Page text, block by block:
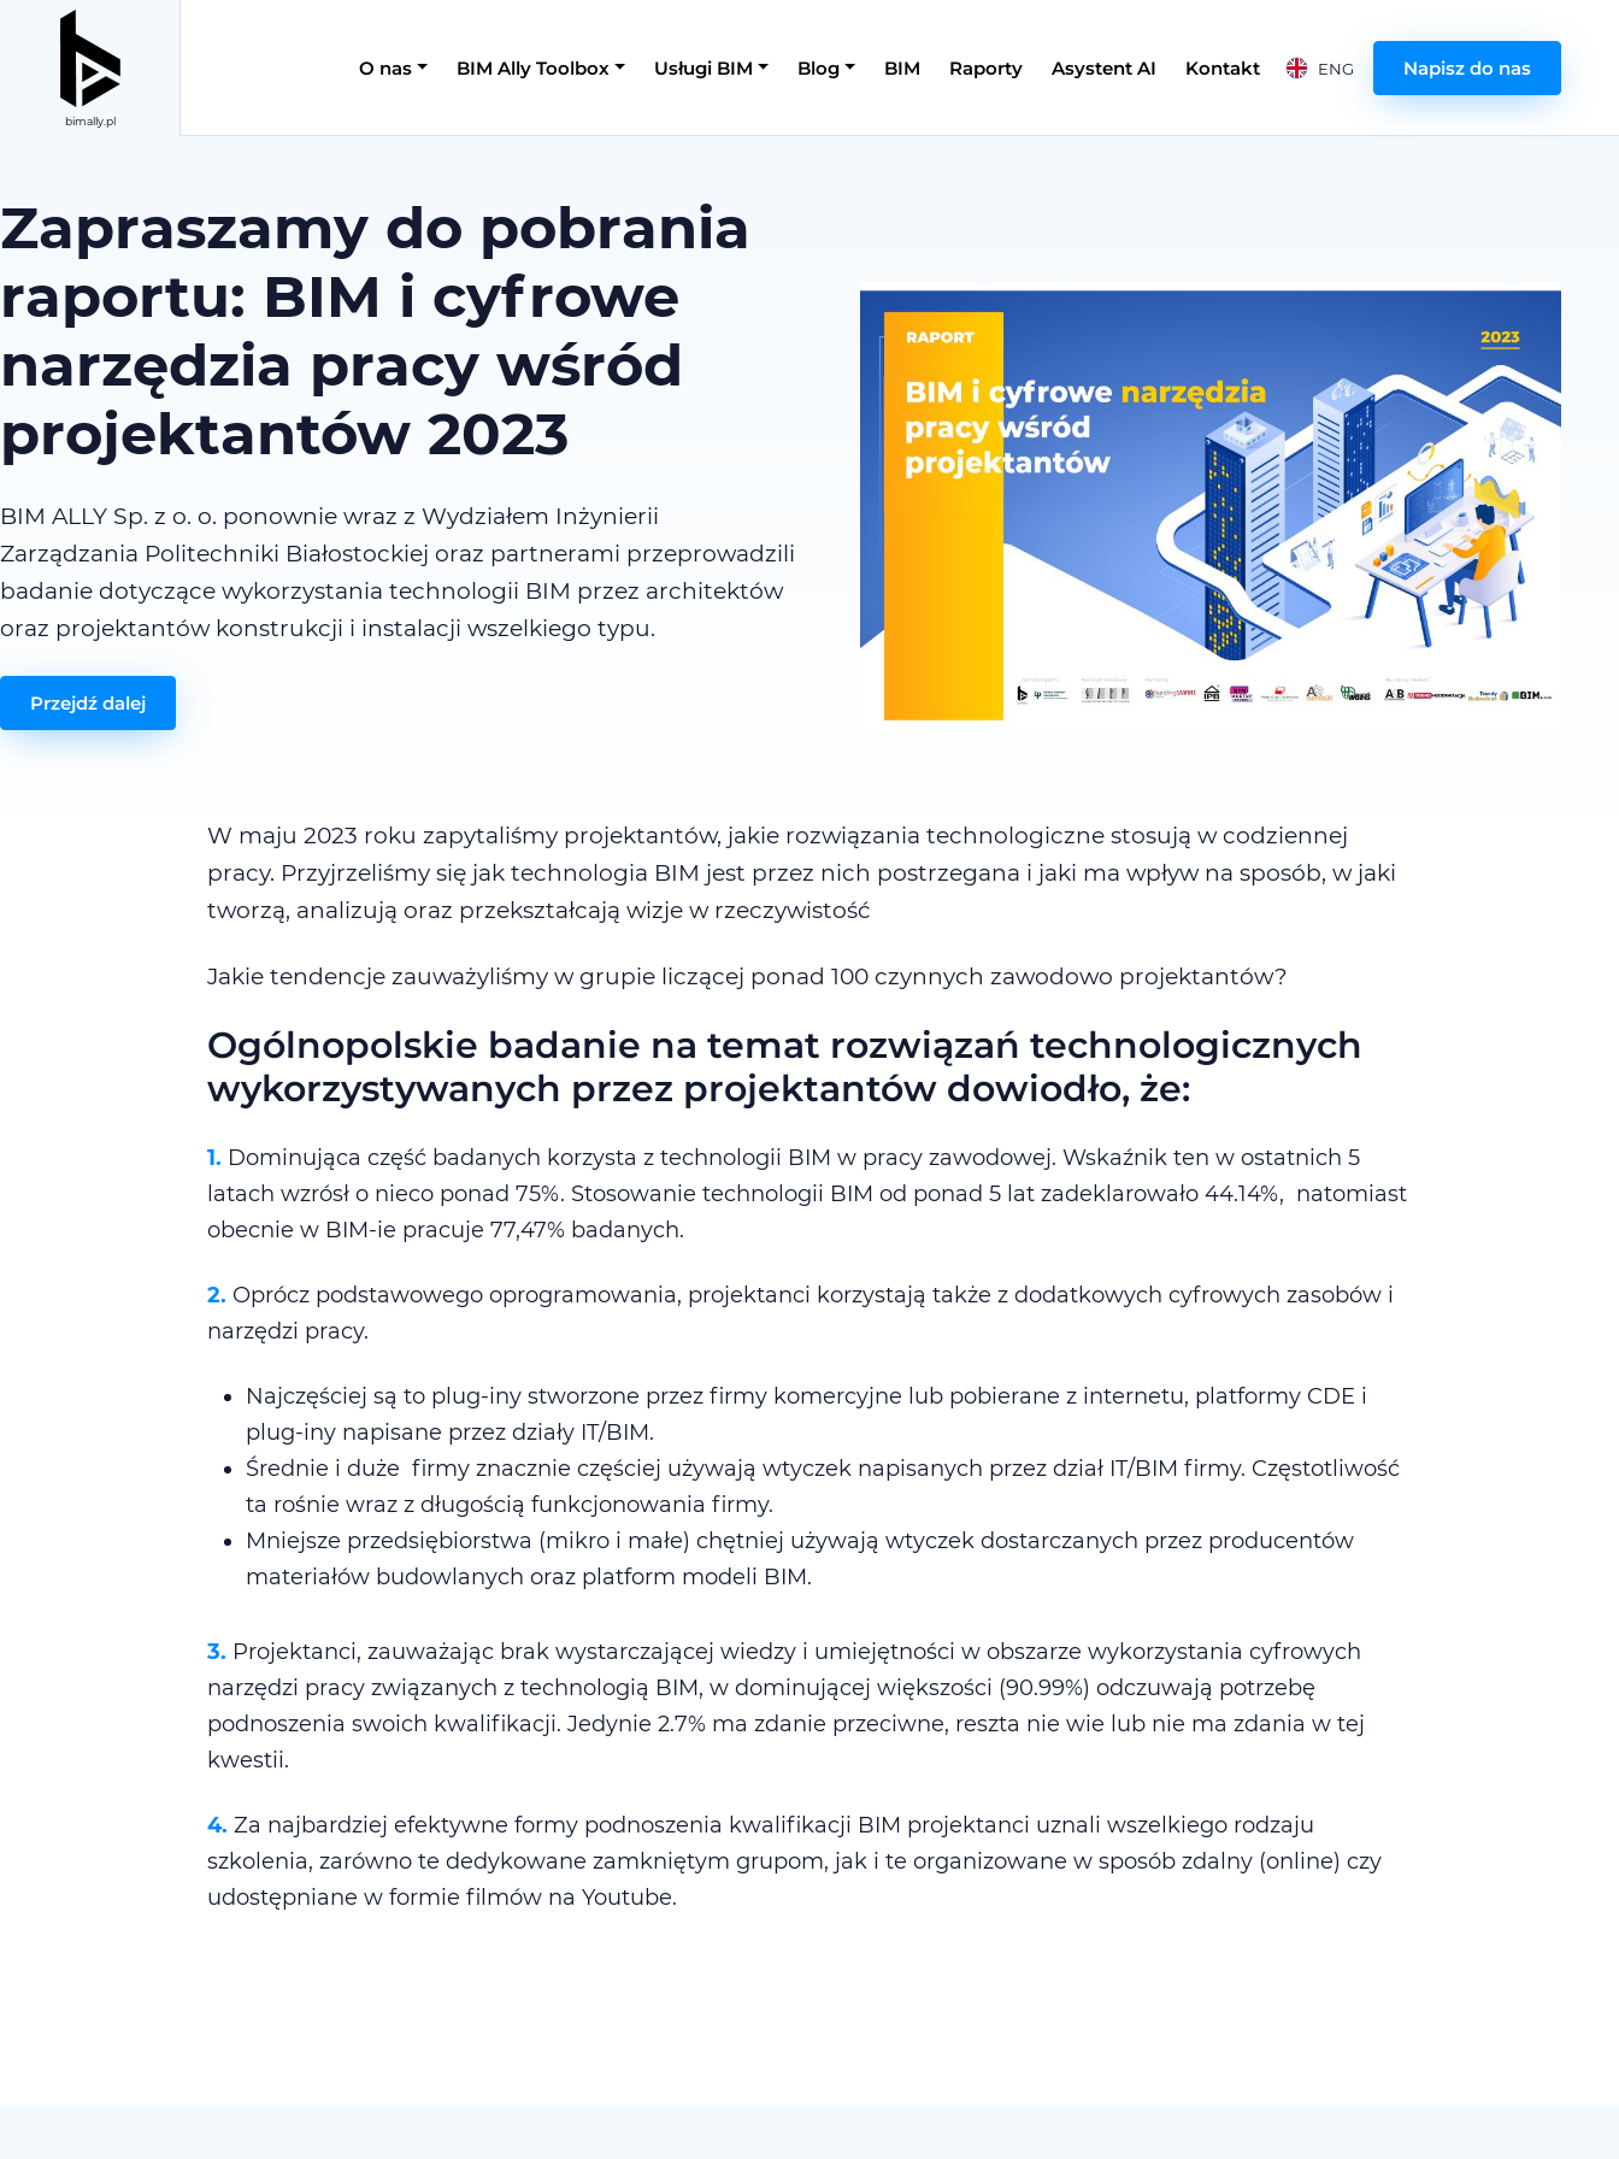
bimally.pl
O nas BIM Ally Toolbox Usługi BIM Blog BIM Raporty Asystent AI Kontakt ENG Napisz do nas
Zapraszamy do pobrania
raportu: BIM i cyfrowe
narzędzia pracy wśród
projektantów 2023
BIM ALLY Sp. z o. o. ponownie wraz z Wydziałem Inżynierii
Zarządzania Politechniki Białostockiej oraz partnerami przeprowadzili
badanie dotyczące wykorzystania technologii BIM przez architektów
oraz projektantów konstrukcji i instalacji wszelkiego typu.
Przejdź dalej
W maju 2023 roku zapytaliśmy projektantów, jakie rozwiązania technologiczne stosują w codziennej
pracy. Przyjrzeliśmy się jak technologia BIM jest przez nich postrzegana i jaki ma wpływ na sposób, w jaki
tworzą, analizują oraz przekształcają wizje w rzeczywistość
Jakie tendencje zauważyliśmy w grupie liczącej ponad 100 czynnych zawodowo projektantów?
Ogólnopolskie badanie na temat rozwiązań technologicznych
wykorzystywanych przez projektantów dowiodło, że:
1. Dominująca część badanych korzysta z technologii BIM w pracy zawodowej. Wskaźnik ten w ostatnich 5
latach wzrósł o nieco ponad 75%. Stosowanie technologii BIM od ponad 5 lat zadeklarowało 44.14%, natomiast
obecnie w BIM-ie pracuje 77,47% badanych.
2. Oprócz podstawowego oprogramowania, projektanci korzystają także z dodatkowych cyfrowych zasobów i
narzędzi pracy.
Najczęściej są to plug-iny stworzone przez firmy komercyjne lub pobierane z internetu, platformy CDE i
plug-iny napisane przez działy IT/BIM.
Średnie i duże firmy znacznie częściej używają wtyczek napisanych przez dział IT/BIM firmy. Częstotliwość
ta rośnie wraz z długością funkcjonowania firmy.
Mniejsze przedsiębiorstwa (mikro i małe) chętniej używają wtyczek dostarczanych przez producentów
materiałów budowlanych oraz platform modeli BIM.
3. Projektanci, zauważając brak wystarczającej wiedzy i umiejętności w obszarze wykorzystania cyfrowych
narzędzi pracy związanych z technologią BIM, w dominującej większości (90.99%) odczuwają potrzebę
podnoszenia swoich kwalifikacji. Jedynie 2.7% ma zdanie przeciwne, reszta nie wie lub nie ma zdania w tej
kwestii.
4. Za najbardziej efektywne formy podnoszenia kwalifikacji BIM projektanci uznali wszelkiego rodzaju
szkolenia, zarówno te dedykowane zamkniętym grupom, jak i te organizowane w sposób zdalny (online) czy
udostępniane w formie filmów na Youtube.